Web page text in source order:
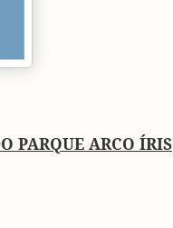
PARQUE ARCO ÍRIS